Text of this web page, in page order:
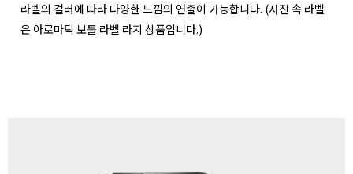
라벨의 컬러에 따라 다양한 느낌의 연출이 가능합니다. (사진 속 라벨
은 아로마틱 보틀 라벨 라지 상품입니다.)